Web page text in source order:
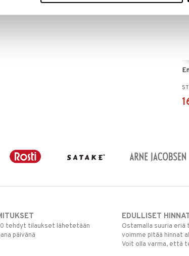
tehdyt tilaukset lähetetään
päivänä
EDULLISET
Ostamalla suuria
voimme pitää hinnat
Voit olla varma, että